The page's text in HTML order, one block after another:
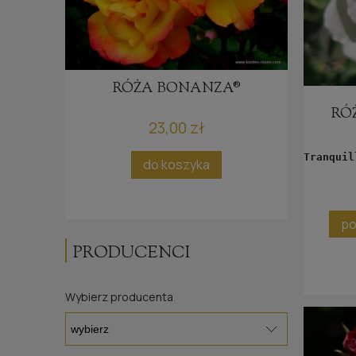
RÓŻA BONANZA®
23,00 zł
do koszyka
PRODUCENCI
Wybierz producenta